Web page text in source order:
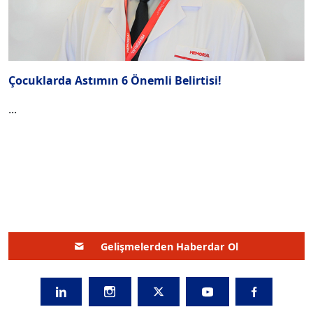
Çocuklarda Astımın 6 Önemli Belirtisi!
...
Gelişmelerden Haberdar Ol